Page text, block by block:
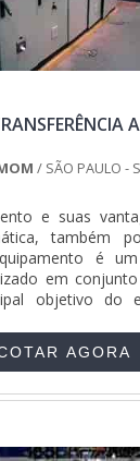
/ SÃO PAULO -
e suas
também
é
em
objetivo do
elétrica, caso
de
AGORA